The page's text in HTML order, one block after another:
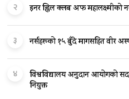
२ इनर ह्विल क्लब अफ महालक्ष्मीको
३ नर्सहरूको १५ बुँदे मागसहित वीर
४
विश्वविद्यालय अनुदान आयोगको
नियुक्त